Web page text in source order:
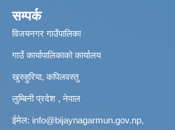
सम्पर्क
विजयनगर गाउँपालिका
गाउँ कार्यापालिकाको कार्यालय
खुरुहुरिया, कपिलवस्तु
लुम्बिनी प्रदेश , नेपाल
ईमेल: info@bijaynagarmun.gov.np,